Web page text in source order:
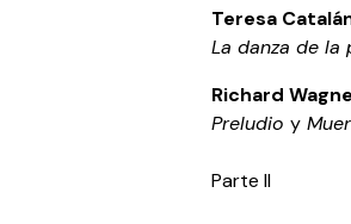
Teresa
La danza de la
Richard
Preludioy
Parte II